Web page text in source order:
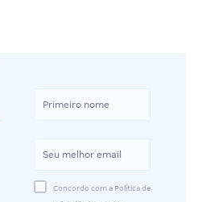
Concordo com a Política de